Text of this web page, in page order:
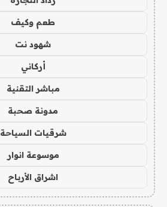
طعم وكيف
شهود نت
أركاني
مباشر التقنية
مدونة صحبة
شرقيات السياحة
موسوعة انوار
اشراق الأرباح